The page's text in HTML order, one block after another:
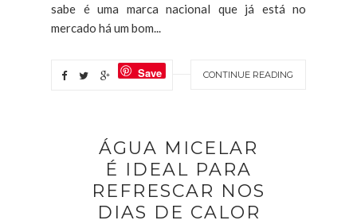
sabe é uma marca nacional que já está no
mercado há um bom...
CONTINUE READING
Save
ÁGUA MICELAR
É IDEAL PARA
REFRESCAR NOS
DIAS DE CALOR